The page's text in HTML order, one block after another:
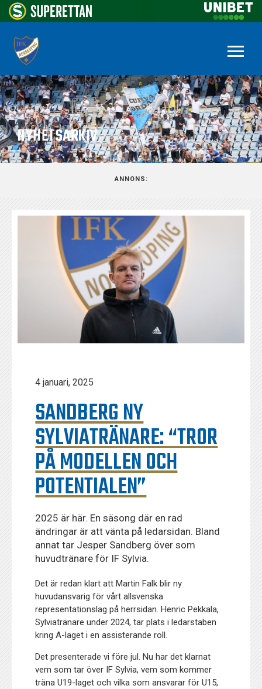
NYHETSARKIV
ANNONS:
4 januari, 2025
SANDBERG NY
SYLVIATRÄNARE: “TROR
PÅ MODELLEN OCH
POTENTIALEN”
2025 är här. En säsong där en rad
ändringar är att vänta på ledarsidan. Bland
annat tar Jesper Sandberg över som
huvudtränare för IF Sylvia.
Det är redan klart att Martin Falk blir ny
huvudansvarig för vårt allsvenska
representationslag på herrsidan. Henric Pekkala,
Sylviatränare under 2024, tar plats i ledarstaben
kring A-laget i en assisterande roll.
Det presenterade vi före jul. Nu har det klarnat
vem som tar över IF Sylvia, vem som kommer
träna U19-laget och vilka som ansvarar för U15,